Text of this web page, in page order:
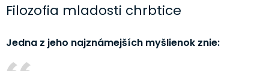
Filozofia mladosti chrbtice
Jedna z jeho najznámejších myšlienok znie: